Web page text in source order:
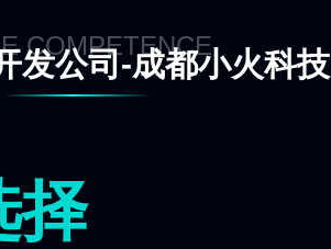
COMPETENCE
发公司-成都小火科技
择